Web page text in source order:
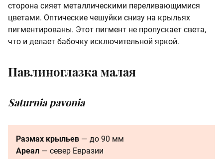
сторона сияет металлическими переливающимися
цветами. Оптические чешуйки снизу на крыльях
пигментированы. Этот пигмент не пропускает света,
что и делает бабочку исключительной яркой.
Павлиноглазка малая
Saturnia pavonia
Размах крыльев — до 90 мм
Ареал — север Евразии